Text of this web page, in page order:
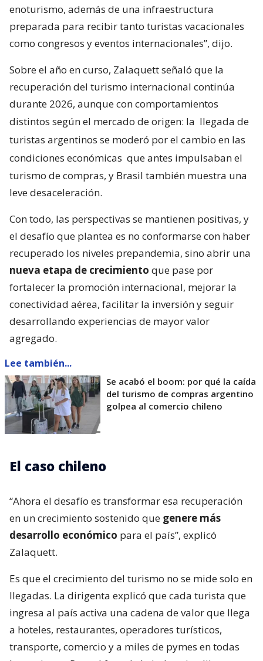
enoturismo, además de una infraestructura
preparada para recibir tanto turistas vacacionales
como congresos y eventos internacionales”, dijo.
Sobre el año en curso, Zalaquett señaló que la
recuperación del turismo internacional continúa
durante 2026, aunque con comportamientos
distintos según el mercado de origen: la llegada de
turistas argentinos se moderó por el cambio en las
condiciones económicas que antes impulsaban el
turismo de compras, y Brasil también muestra una
leve desaceleración.
Con todo, las perspectivas se mantienen positivas, y
el desafío que plantea es no conformarse con haber
recuperado los niveles prepandemia, sino abrir una
nueva etapa de crecimiento que pase por
fortalecer la promoción internacional, mejorar la
conectividad aérea, facilitar la inversión y seguir
desarrollando experiencias de mayor valor
agregado.
Lee también...
Se acabó el boom: por qué la caída
del turismo de compras argentino
golpea al comercio chileno
El caso chileno
“Ahora el desafío es transformar esa recuperación
en un crecimiento sostenido que genere más
desarrollo económico para el país”, explicó
Zalaquett.
Es que el crecimiento del turismo no se mide solo en
llegadas. La dirigenta explicó que cada turista que
ingresa al país activa una cadena de valor que llega
a hoteles, restaurantes, operadores turísticos,
transporte, comercio y a miles de pymes en todas